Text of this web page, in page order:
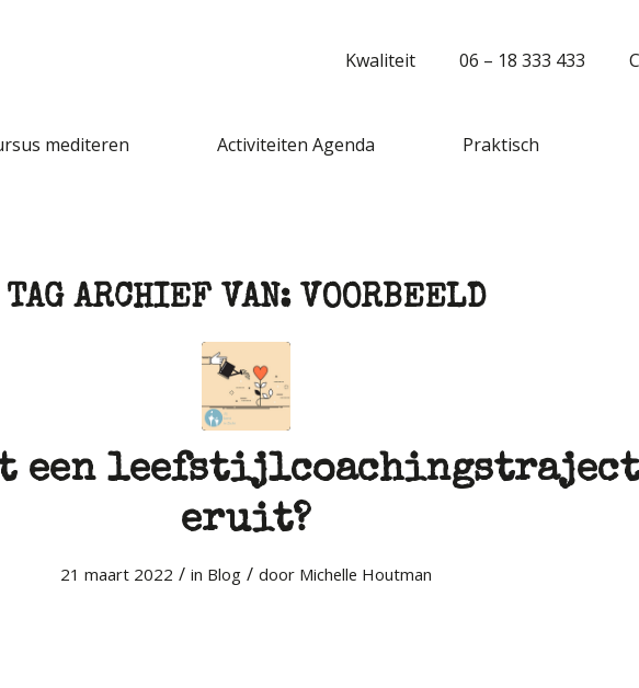
Kwaliteit 06 – 18 333 433
mediteren Activiteiten Agenda Praktisch
TAG ARCHIEF VAN: VOORBEELD
een leefstijlcoachingstraject
eruit?
21 maart 2022 / in Blog / door Michelle Houtman